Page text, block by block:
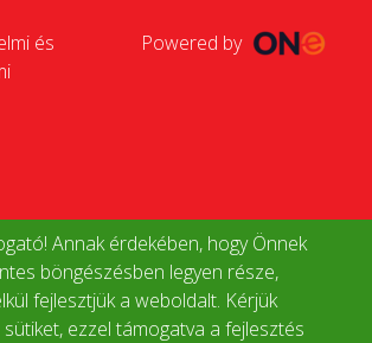
Annak érdekében, hogy Önnek
böngészésben legyen része,
fejlesztjük a weboldalt. Kérjük
ezzel támogatva a fejlesztés
és
Powered by